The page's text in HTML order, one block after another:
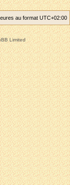
au format UTC+02:00
Limited